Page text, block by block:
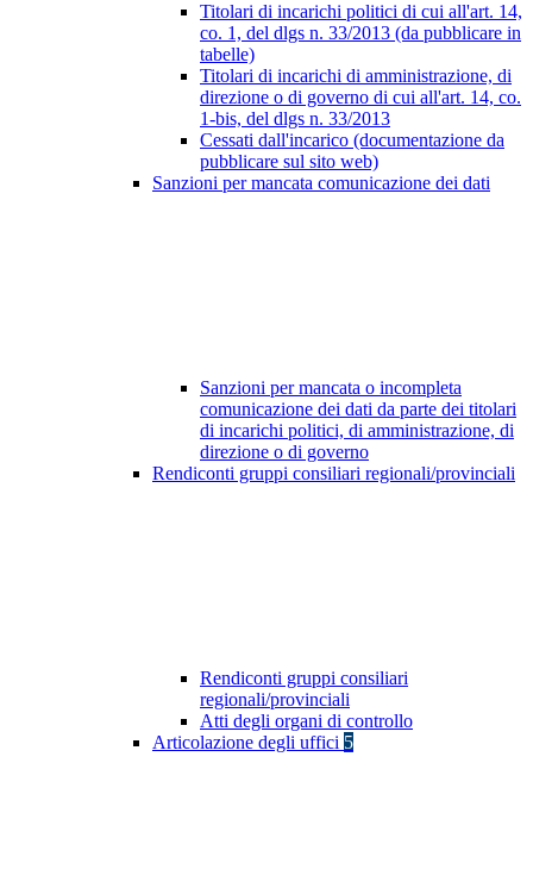
Titolari di incarichi politici di cui all'art. 14,
co. 1, del dlgs n. 33/2013 (da pubblicare in
tabelle)
Titolari di incarichi di amministrazione, di
direzione o di governo di cui all'art. 14, co.
1-bis, del dlgs n. 33/2013
Cessati dall'incarico (documentazione da
pubblicare sul sito web)
Sanzioni per mancata comunicazione dei dati
Sanzioni per mancata o incompleta
comunicazione dei dati da parte dei titolari
di incarichi politici, di amministrazione, di
direzione o di governo
Rendiconti gruppi consiliari regionali/provinciali
Rendiconti gruppi consiliari
regionali/provinciali
Atti degli organi di controllo
Articolazione degli uffici 5